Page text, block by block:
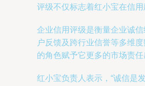
评级不仅标志着红小宝在信
企业信用评级是衡量企业诚
户反馈及跨行业信誉等多维
的角色赋予它更多的市场责任
红小宝负责人表示，“诚信是